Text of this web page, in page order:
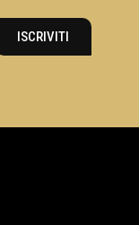
ISCRIVITI